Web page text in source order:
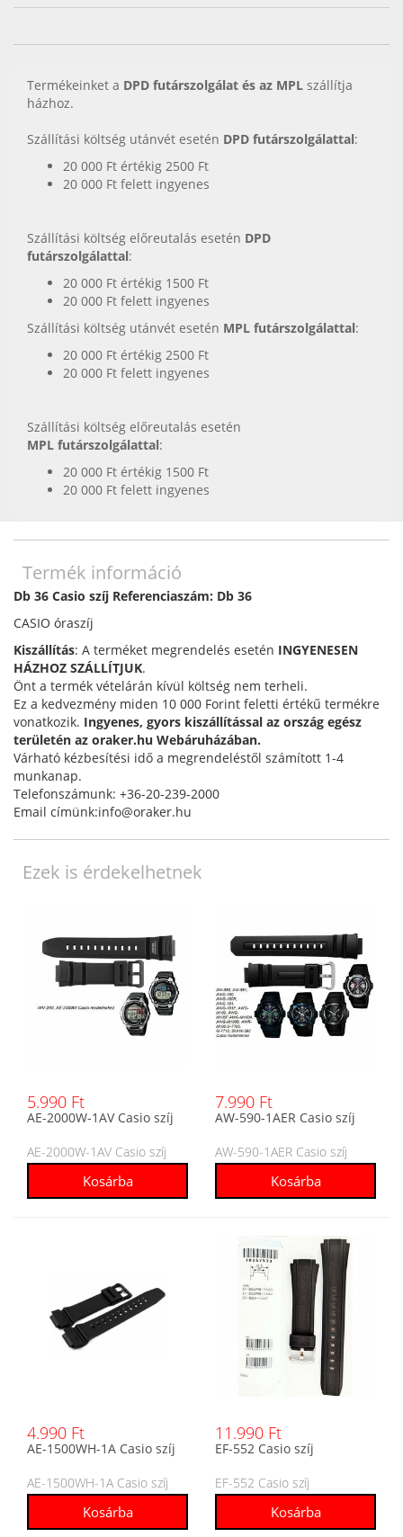
Termékeinket a DPD futárszolgálat és az MPL szállítja
házhoz.
Szállítási költség utánvét esetén DPD futárszolgálattal:
20 000 Ft értékig 2500 Ft
20 000 Ft felett ingyenes
Szállítási költség előreutalás esetén DPD
futárszolgálattal:
20 000 Ft értékig 1500 Ft
20 000 Ft felett ingyenes
Szállítási költség utánvét esetén MPL futárszolgálattal:
20 000 Ft értékig 2500 Ft
20 000 Ft felett ingyenes
Szállítási költség előreutalás esetén
MPL futárszolgálattal:
20 000 Ft értékig 1500 Ft
20 000 Ft felett ingyenes
Termék információ
Db 36 Casio szíj Referenciaszám: Db 36
CASIO óraszíj
Kiszállítás: A terméket megrendelés esetén INGYENESEN
HÁZHOZ SZÁLLÍTJUK.
Önt a termék vételárán kívül költség nem terheli.
Ez a kedvezmény miden 10 000 Forint feletti értékű termékre
vonatkozik. Ingyenes, gyors kiszállítással az ország egész
területén az oraker.hu Webáruházában.
Várható kézbesítési idő a megrendeléstől számított 1-4
munkanap.
Telefonszámunk: +36-20-239-2000
Email címünk:info@oraker.hu
Ezek is érdekelhetnek
5.990 Ft
AE-2000W-1AV Casio szíj
AE-2000W-1AV Casio szíj
7.990 Ft
AW-590-1AER Casio szíj
AW-590-1AER Casio szíj
4.990 Ft
AE-1500WH-1A Casio szíj
AE-1500WH-1A Casio szíj
11.990 Ft
EF-552 Casio szíj
EF-552 Casio szíj